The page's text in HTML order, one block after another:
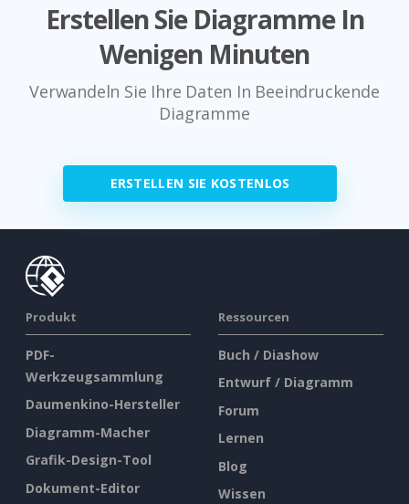
Erstellen Sie Diagramme In
Wenigen Minuten
Verwandeln Sie Ihre Daten In Beeindruckende
Diagramme
ERSTELLEN SIE KOSTENLOS
Produkt
PDF-
Werkzeugsammlung
Daumenkino-Hersteller
Diagramm-Macher
Grafik-Design-Tool
Dokument-Editor
Ressourcen
Buch / Diashow
Entwurf / Diagramm
Forum
Lernen
Blog
Wissen